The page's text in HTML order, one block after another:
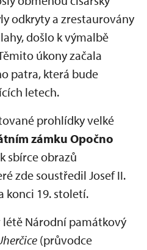
odkryty a zrestaurovány
došlo k výmalbě
úkony začala
patra, která bude
letech.
prohlídky velké
zámku Opočno
sbírce obrazů
zde soustředil Josef II.
konci 19. století.
Národní památkový
(průvodce